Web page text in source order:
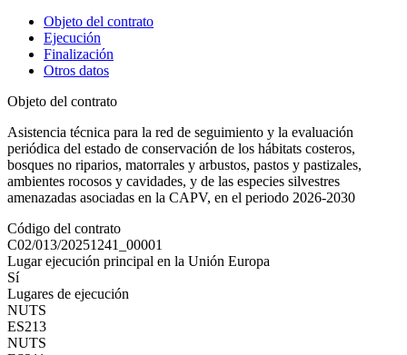
Objeto del contrato
Ejecución
Finalización
Otros datos
Objeto del contrato
Asistencia técnica para la red de seguimiento y la evaluación
periódica del estado de conservación de los hábitats costeros,
bosques no riparios, matorrales y arbustos, pastos y pastizales,
ambientes rocosos y cavidades, y de las especies silvestres
amenazadas asociadas en la CAPV, en el periodo 2026-2030
Código del contrato
C02/013/20251241_00001
Lugar ejecución principal en la Unión Europa
Sí
Lugares de ejecución
NUTS
ES213
NUTS